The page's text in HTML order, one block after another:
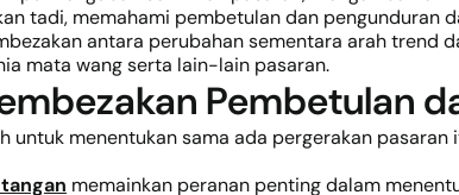
tadi, memahami pembetulan dan pengunduran
antara perubahan sementara arah
mata wang serta lain-lain pasaran.
Pembetulan
untuk menentukan sama ada pergerakan
memainkan peranan penting dalam